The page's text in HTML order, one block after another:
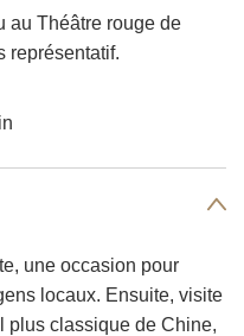
au Théâtre rouge de
représentatif.
une occasion pour
locaux. Ensuite, visite
plus classique de Chine,